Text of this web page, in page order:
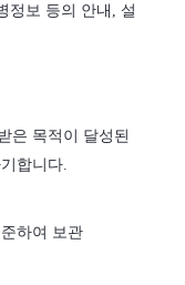
정보 등의 안내, 설
은 목적이 달성된
합니다.
하여 보관